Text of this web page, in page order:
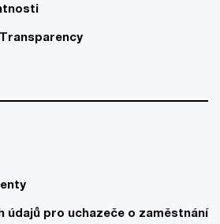
údajů pro uchazeče o zaměstnání